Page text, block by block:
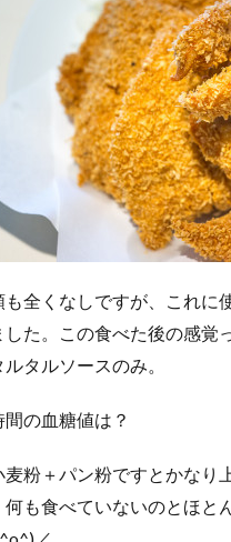
も全くなしですが、これ
した。この食べた後の感覚
タルソースのみ。
の血糖値は？
麦粉＋パン粉ですとかな
も食べていないのとほ